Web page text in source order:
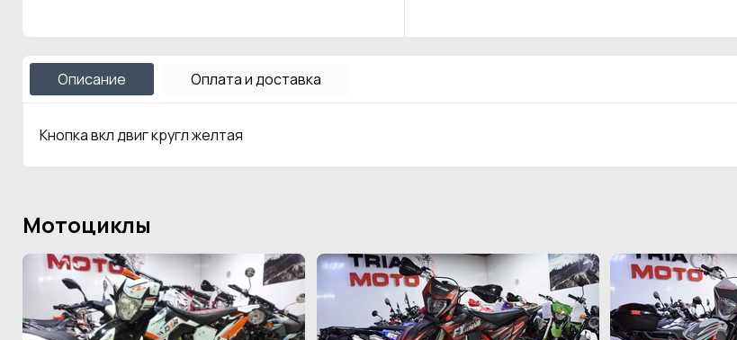
Описание Оплата и доставка
Кнопка вкл двиг кругл желтая
Мотоциклы